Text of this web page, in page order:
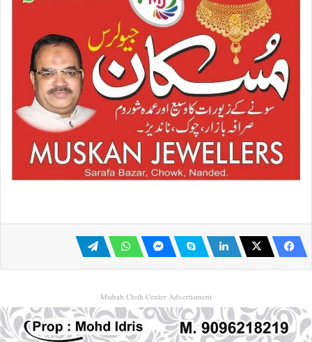
Misbah Cloth Center Advertisment